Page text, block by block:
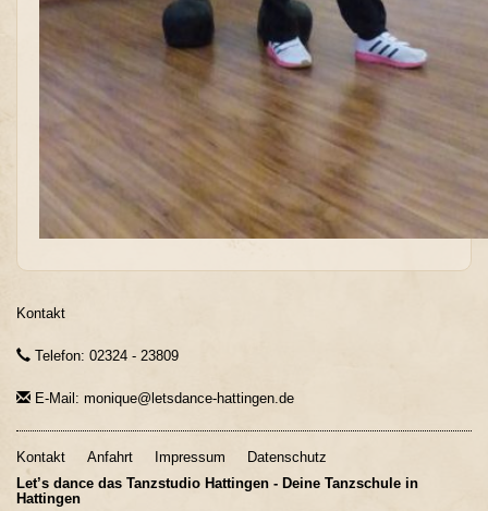
Kontakt
Telefon: 02324 - 23809
E-Mail: monique@letsdance-hattingen.de
Kontakt Anfahrt Impressum
Datenschutz
Let’s dance das Tanzstudio Hattingen - Deine Tanzschule in
Hattingen